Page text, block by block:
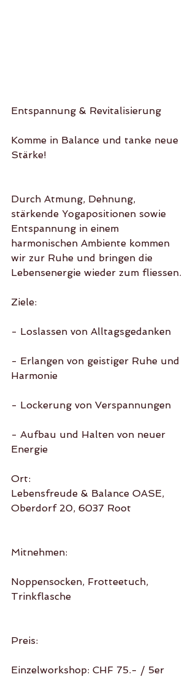
Entspannung & Revitalisierung
Komme in Balance und tanke neue
Stärke!
Durch Atmung, Dehnung,
stärkende Yogapositionen sowie
Entspannung in einem
harmonischen Ambiente kommen
wir zur Ruhe und bringen die
Lebensenergie wieder zum fliessen.
Ziele:
- Loslassen von Alltagsgedanken
- Erlangen von geistiger Ruhe und
Harmonie
- Lockerung von Verspannungen
- Aufbau und Halten von neuer
Energie
Ort:
Lebensfreude & Balance OASE,
Oberdorf 20, 6037 Root
Mitnehmen:
Noppensocken, Frotteetuch,
Trinkflasche
Preis:
Einzelworkshop: CHF 75.- / 5er